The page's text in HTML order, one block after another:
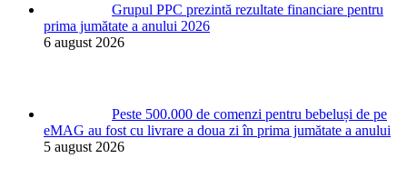
Grupul PPC prezintă rezultate financiare pentru
prima jumătate a anului 2026
6 august 2026
Peste 500.000 de comenzi pentru bebeluși de pe
eMAG au fost cu livrare a doua zi în prima jumătate a anului
5 august 2026